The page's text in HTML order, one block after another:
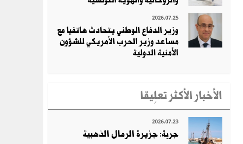
2026.07.25
وزير الدفاع الوطني يتحادث هاتفيا مع
مساعد وزير الحرب الأمريكي للشؤون
الأمنية الدولية
الأخبار الأكثر تعلِيقا
2026.07.23
جربة: جزيرة الرمال الذهبية